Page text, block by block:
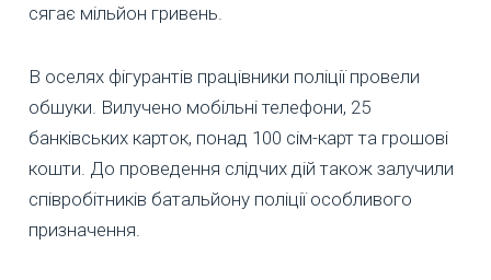
сягає мільйон гривень.
В оселях фігурантів працівники поліції провели
обшуки. Вилучено мобільні телефони, 25
банківських карток, понад 100 сім-карт та грошові
кошти. До проведення слідчих дій також залучили
співробітників батальйону поліції особливого
призначення.